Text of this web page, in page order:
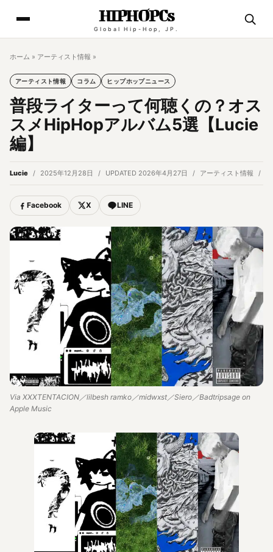
HIPHOPCs
Global Hip-Hop, JP.
ホーム » アーティスト情報 »
アーティスト情報 コラム ヒップホップニュース
普段ライターって何聴くの？オス
スメHipHopアルバム5選【Lucie
編】
Lucie 2025年12月28日 UPDATED 2026年4月27日 アーティスト情報
Facebook X LINE
Via XXXTENTACION／lilbesh ramko／midwxst／Siero／Badtripsage on
Apple Music